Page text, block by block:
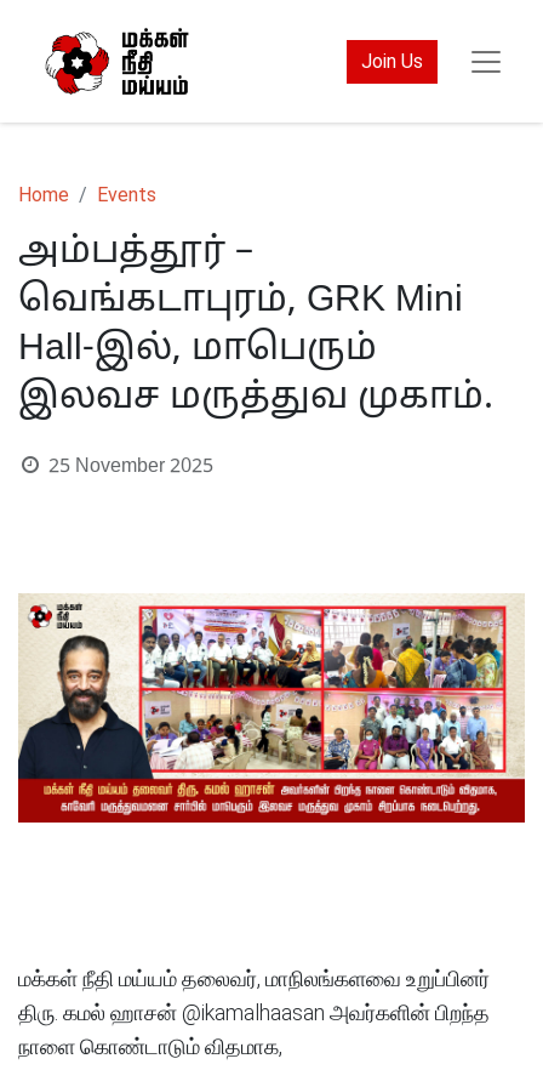
Join Us
Home Events
அம்பத்தூர் –
வெங்கடாபுரம், GRK Mini
Hall-இல், மாபெரும்
இலவச மருத்துவ முகாம்.
25 November 2025
மக்கள் நீதி மய்யம் தலைவர், மாநிலங்களவை உறுப்பினர்
திரு. கமல் ஹாசன் @ikamalhaasan அவர்களின் பிறந்த
நாளை கொண்டாடும் விதமாக,